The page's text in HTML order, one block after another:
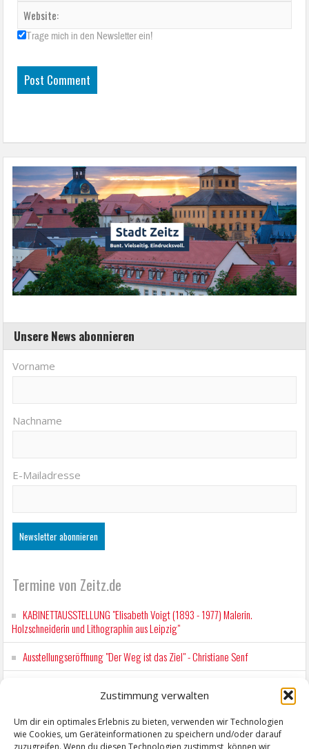
Zustimmung verwalten
Um dir ein optimales Erlebnis zu bieten, verwenden wir Technologien
wie Cookies, um Geräteinformationen zu speichern und/oder darauf
zuzugreifen. Wenn du diesen Technologien zustimmst, können wir
Trage mich in den Newsletter ein!
Unsere News abonnieren
Vorname
Nachname
E-Mailadresse
Termine von Zeitz.de
KABINETTAUSSTELLUNG "Elisabeth Voigt (1893 - 1977) Malerin.
Holzschneiderin und Lithographin aus Leipzig"
Ausstellungseröffnung "Der Weg ist das Ziel" - Christiane Senf
Kunstfest Zeitz